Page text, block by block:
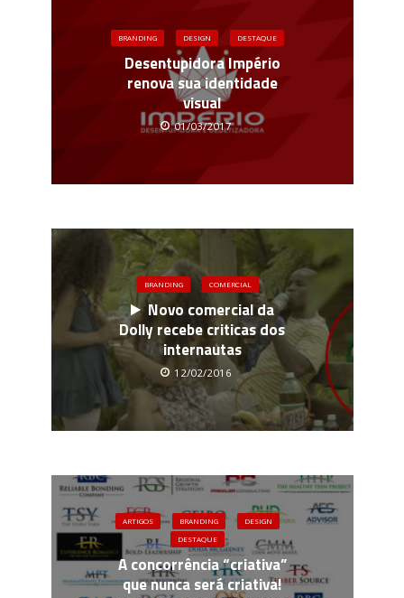
BRANDING DESIGN DESTAQUE
Desentupidora Império
renova sua identidade
visual
01/03/2017
BRANDING COMERCIAL
Novo comercial da
Dolly recebe criticas dos
internautas
12/02/2016
ARTIGOS BRANDING
DESIGN
DESTAQUE
A concorrência “criativa”
que nunca será criativa!